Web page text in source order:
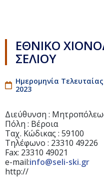
ΕΘΝΙΚΟ
ΣΕΛΙΟΥ
Ημερομηνία
2023
Διεύθυνση :
Πόλη : Βέροια
Ταχ. Κώδικας : 59100
Τηλέφωνο : 23310 49226
Fax: 23310 49021
e-mail:info@seli-ski.gr
http://